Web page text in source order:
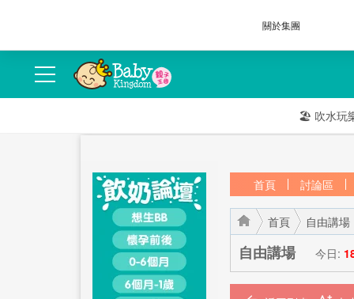
關於集團
🏖️ 吹水玩
首頁 討論區
首頁 自由講場
自由講場 今日: